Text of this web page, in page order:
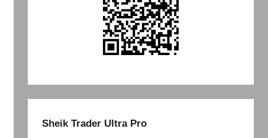
Sheik Trader Ultra Pro